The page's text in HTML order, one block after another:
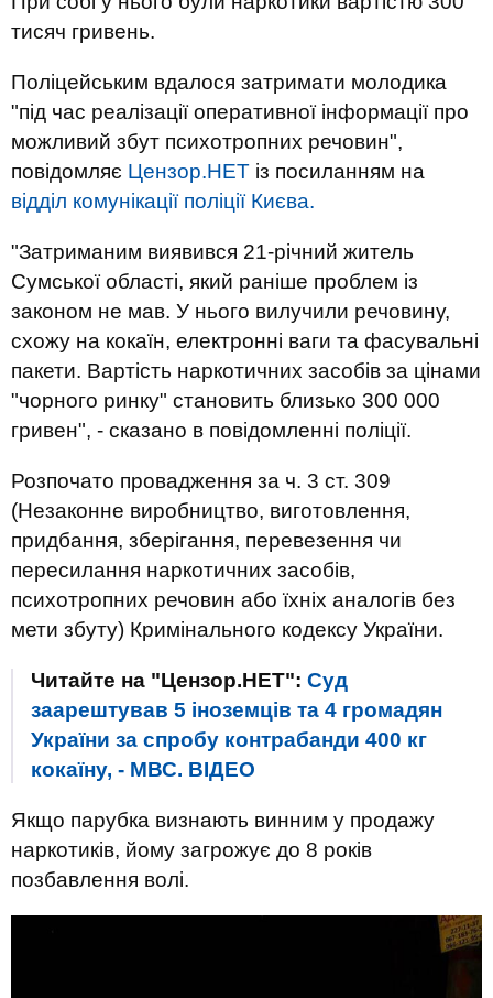
тисяч гривень.
Поліцейським вдалося затримати молодика
"під час реалізації оперативної інформації про
можливий збут психотропних речовин",
повідомляє Цензор.НЕТ із посиланням на
відділ комунікації поліції Києва.
"Затриманим виявився 21-річний житель
Сумської області, який раніше проблем із
законом не мав. У нього вилучили речовину,
схожу на кокаїн, електронні ваги та фасувальні
пакети. Вартість наркотичних засобів за цінами
"чорного ринку" становить близько 300 000
гривен", - сказано в повідомленні поліції.
Розпочато провадження за ч. 3 ст. 309
(Незаконне виробництво, виготовлення,
придбання, зберігання, перевезення чи
пересилання наркотичних засобів,
психотропних речовин або їхніх аналогів без
мети збуту) Кримінального кодексу України.
Читайте на "Цензор.НЕТ": Суд
заарештував 5 іноземців та 4 громадян
України за спробу контрабанди 400 кг
кокаїну, - МВС. ВIДЕО
Якщо парубка визнають винним у продажу
наркотиків, йому загрожує до 8 років
позбавлення волі.